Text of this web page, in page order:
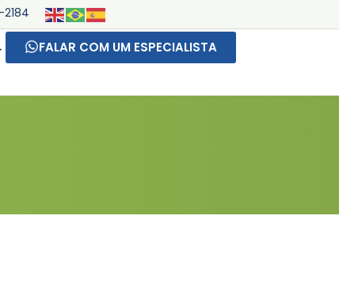
FALAR COM UM ESPECIALISTA